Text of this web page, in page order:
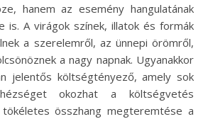
hanem az esemény hangulatának
is. A virágok színek, illatok és formák
a szerelemről, az ünnepi örömről,
a nagy napnak. Ugyanakkor
jelentős költségtényező, amely sok
okozhat a költségvetés
tökéletes összhang megteremtése a